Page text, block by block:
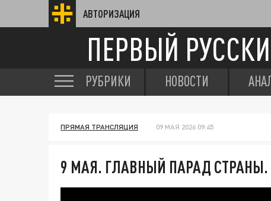
АВТОРИЗАЦИЯ
ПЕРВЫЙ
РУБРИКИ НОВОСТИ
ПРЯМАЯ ТРАНСЛЯЦИЯ 09 МАЯ 2026 09:45
9 МАЯ. ГЛАВНЫЙ ПАРАД